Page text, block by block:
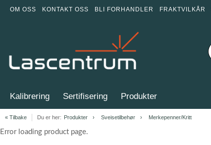
OM OSS KONTAKT OSS BLI FORHANDLER FRAKTVILKÅR
Kalibrering Sertifisering Produkter
« Tilbake Du er her: Produkter Sveisetilbehør Merkepenner/Kritt
Error loading product page.